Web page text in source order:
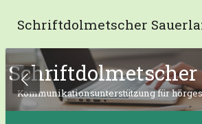
Hauptinhalt
springen
Schriftdolmetscher
Kommunikationsunterstützung für